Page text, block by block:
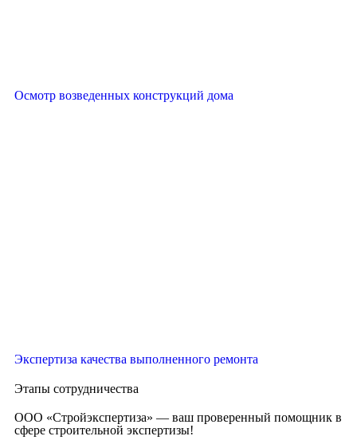
Осмотр возведенных конструкций дома
Экспертиза качества выполненного ремонта
Этапы сотрудничества
ООО «Стройэкспертиза» — ваш проверенный помощник в
сфере строительной экспертизы!